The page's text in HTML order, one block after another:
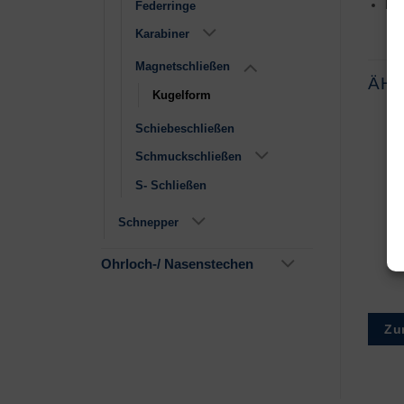
Federringe
Karabiner
Magnetschließen
Kugelform
Schiebeschließen
Schmuckschließen
S- Schließen
Schnepper
Ohrloch-/ Nasenstechen